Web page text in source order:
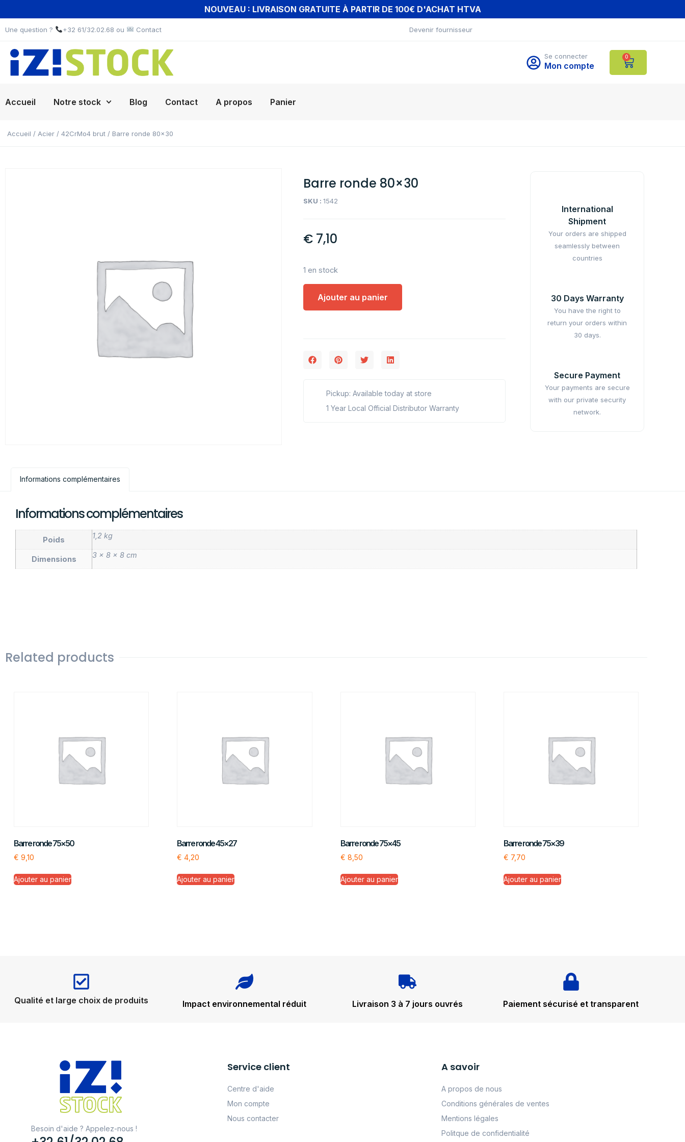
NOUVEAU : LIVRAISON GRATUITE À PARTIR DE 100€ D'ACHAT HTVA
Une question ? +32 61/32.02.68 ou Contact Devenir fournisseur
Se connecter
Mon compte
0
Accueil Notre stock Blog Contact A propos Panier
Accueil / Acier / 42CrMo4 brut / Barre ronde 80×30
Barre ronde 80×30
SKU :1542
€ 7,10
1 en stock
Ajouter au panier
Pickup: Available today at store
1 Year Local Official Distributor Warranty
International
Shipment
Your orders are shipped
seamlessly between
countries
30 Days Warranty
You have the right to
return your orders within
30 days.
Secure Payment
Your payments are secure
with our private security
network.
Informations complémentaires
Informations complémentaires
Poids 1,2 kg
Dimensions 3 × 8 × 8 cm
Related products
Barre ronde 75×50
€ 9,10
Ajouter au panier
Barre ronde 45×27
€ 4,20
Ajouter au panier
Barre ronde 75×45
€ 8,50
Ajouter au panier
Barre ronde 75×39
€ 7,70
Ajouter au panier
Qualité et large choix de produits Impact environnemental réduit Livraison 3 à 7 jours ouvrés Paiement sécurisé et transparent
Besoin d'aide ? Appelez-nous !
Service client
Centre d'aide
Mon compte
Nous contacter
A savoir
A propos de nous
Conditions générales de ventes
Mentions légales
Politque de confidentialité